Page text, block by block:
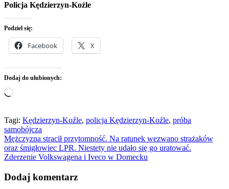
Policja Kędzierzyn-Koźle
Podziel się:
Facebook X
Dodaj do ulubionych:
Wczytywanie…
Tagi: Kędzierzyn-Koźle, policja Kędzierzyn-Koźle, próba
samobójcza
Nawigacja
wpisu
Mężczyzna stracił przytomność. Na ratunek wezwano strażaków
oraz śmigłowiec LPR. Niestety nie udało się go uratować.
Zderzenie Volkswagena i Iveco w Domecku
Dodaj komentarz